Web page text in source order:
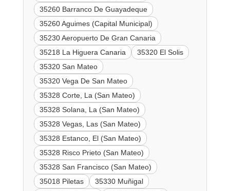
35260 Barranco De Guayadeque
35260 Aguimes (Capital Municipal)
35230 Aeropuerto De Gran Canaria
35218 La Higuera Canaria
35320 El Solis
35320 San Mateo
35320 Vega De San Mateo
35328 Corte, La (San Mateo)
35328 Solana, La (San Mateo)
35328 Vegas, Las (San Mateo)
35328 Estanco, El (San Mateo)
35328 Risco Prieto (San Mateo)
35328 San Francisco (San Mateo)
35018 Piletas
35330 Muñigal